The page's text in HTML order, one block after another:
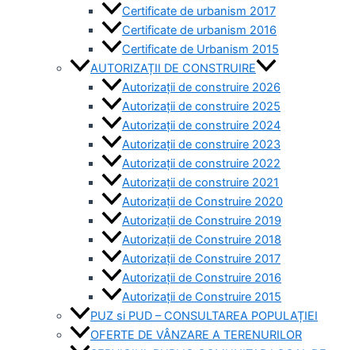
Certificate de urbanism 2017
Certificate de urbanism 2016
Certificate de Urbanism 2015
AUTORIZAȚII DE CONSTRUIRE
Autorizații de construire 2026
Autorizații de construire 2025
Autorizații de construire 2024
Autorizații de construire 2023
Autorizații de construire 2022
Autorizații de construire 2021
Autorizații de Construire 2020
Autorizații de Construire 2019
Autorizaţii de Construire 2018
Autorizaţii de Construire 2017
Autorizaţii de Construire 2016
Autorizaţii de Construire 2015
PUZ si PUD – CONSULTAREA POPULAȚIEI
OFERTE DE VÂNZARE A TERENURILOR